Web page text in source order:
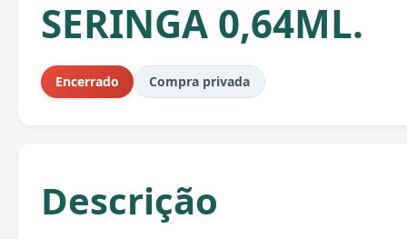
SERINGA 0,64ML.
Encerrado Compra privada
Descrição